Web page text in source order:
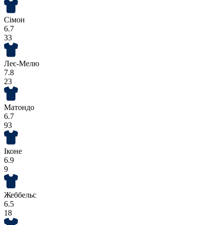
Сімон
6.7
33
Леє-Мелю
7.8
23
Матондо
6.7
93
Іконе
6.9
9
Жеббельс
6.5
18